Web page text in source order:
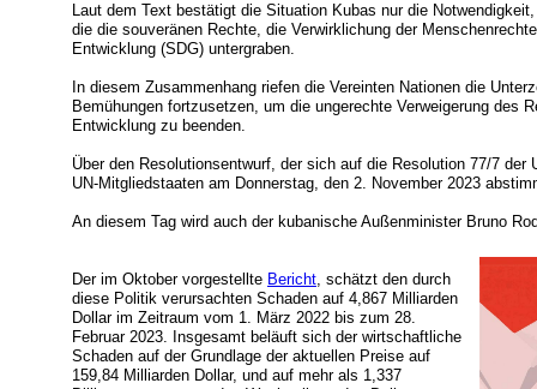
Laut dem Text bestätigt die Situation Kubas nur die
die die souveränen Rechte, die Verwirklichung der
Entwicklung (SDG) untergraben.
In diesem Zusammenhang riefen die Vereinten Nationen die
Bemühungen fortzusetzen, um die ungerechte Verweigerung des
Entwicklung zu beenden.
Über den Resolutionsentwurf, der sich auf die Resolution 77/7 der
UN-Mitgliedstaaten am Donnerstag, den 2. November 2023
An diesem Tag wird auch der kubanische Außenminister Bruno
Der im Oktober vorgestellte Bericht, schätzt den durch
diese Politik verursachten Schaden auf 4,867 Milliarden
Dollar im Zeitraum vom 1. März 2022 bis zum 28.
Februar 2023. Insgesamt beläuft sich der wirtschaftliche
Schaden auf der Grundlage der aktuellen Preise auf
159,84 Milliarden Dollar, und auf mehr als 1,337